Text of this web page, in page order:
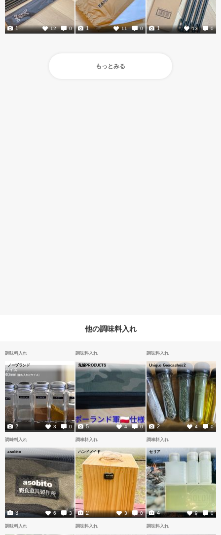
12 0
1 11 0
1 13 0
1
もっとみる
他の調味料入れ
調味料入れ
ノーブランド
3 0
2
調味料入れ
鬼嫁PRODUCTS
4 0
5
調味料入れ
Unique Geocaches2
4 0
2
調味料入れ
asobito
6 3
3
調味料入れ
ハンドメイド
3 0
2
調味料入れ
セリア
9 0
4
調味料入れ 調味料入れ 調味料入れ